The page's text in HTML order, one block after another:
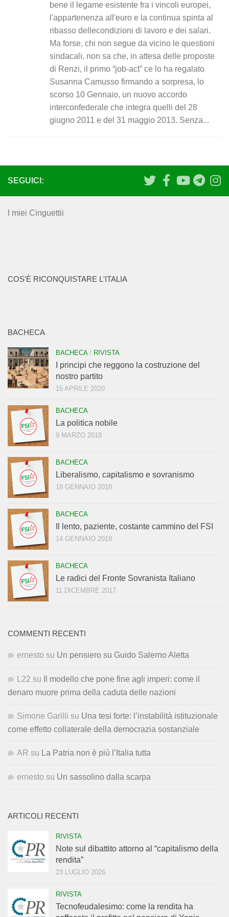
bene il legame esistente fra i vincoli europei,
l'appartenenza all'euro e la continua spinta al
ribasso dellecondizioni di lavoro e dei salari.
Ma forse, chi non segue da vicino le questioni
sindacali, non sa che, in attesa delle proposte
di Renzi, il primo “job-act” ce lo ha regalato
Susanna Camusso firmando a sorpresa, lo
scorso 10 Gennaio, un nuovo accordo
interconfederale che integra quelli del 28
giugno 2011 e del 31 maggio 2013. Senza...
SEGUICI:
I miei Cinguettii
COS'È RICONQUISTARE L'ITALIA
BACHECA
BACHECA/ RIVISTA
I principi che reggono la costruzione del
nostro partito
15 APRILE 2020
BACHECA
La politica nobile
9 MARZO 2018
BACHECA
Liberalismo, capitalismo e sovranismo
18 GENNAIO 2018
BACHECA
Il lento, paziente, costante cammino del FSI
14 GENNAIO 2018
BACHECA
Le radici del Fronte Sovranista Italiano
11 DICEMBRE 2017
COMMENTI RECENTI
ernesto su Un pensiero su Guido Salerno Aletta
L22 su
Il modello che pone fine agli imperi: come il
denaro muore prima della caduta delle nazioni
Simone Garilli su Una tesi forte: l’instabilità istituzionale
come effetto collaterale della democrazia sostanziale
AR su La Patria non è più l’Italia tutta
ernesto su Un sassolino dalla scarpa
ARTICOLI RECENTI
RIVISTA
Note sul dibattito attorno al “capitalismo della
rendita”
23 LUGLIO 2026
RIVISTA
Tecnofeudalesimo: come la rendita ha